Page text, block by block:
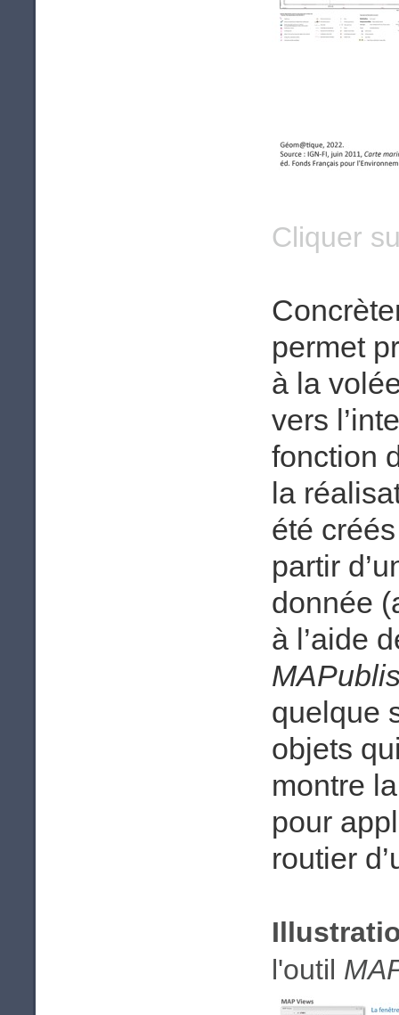
Cliquer
permet
à la
vers
fonction
la
été
partir
donnée
à l’aide
quelque
objets
montre
pour
routier
l'outil